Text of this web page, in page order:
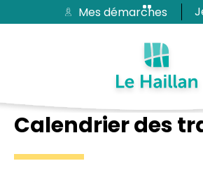
Aide et accessibilité
Passer au menu
Passer au contenuMes démarches
Calendrier des